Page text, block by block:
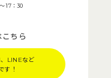
17：30
ちら
LINEなど
す！